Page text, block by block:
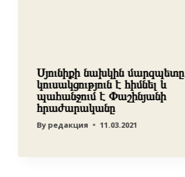
Սյունիքի նախկին մարզպետը
կուսակցություն է հիմնել և
պահանջում է Փաշինյանի
հրաժարականը
Byредакция 11.03.2021